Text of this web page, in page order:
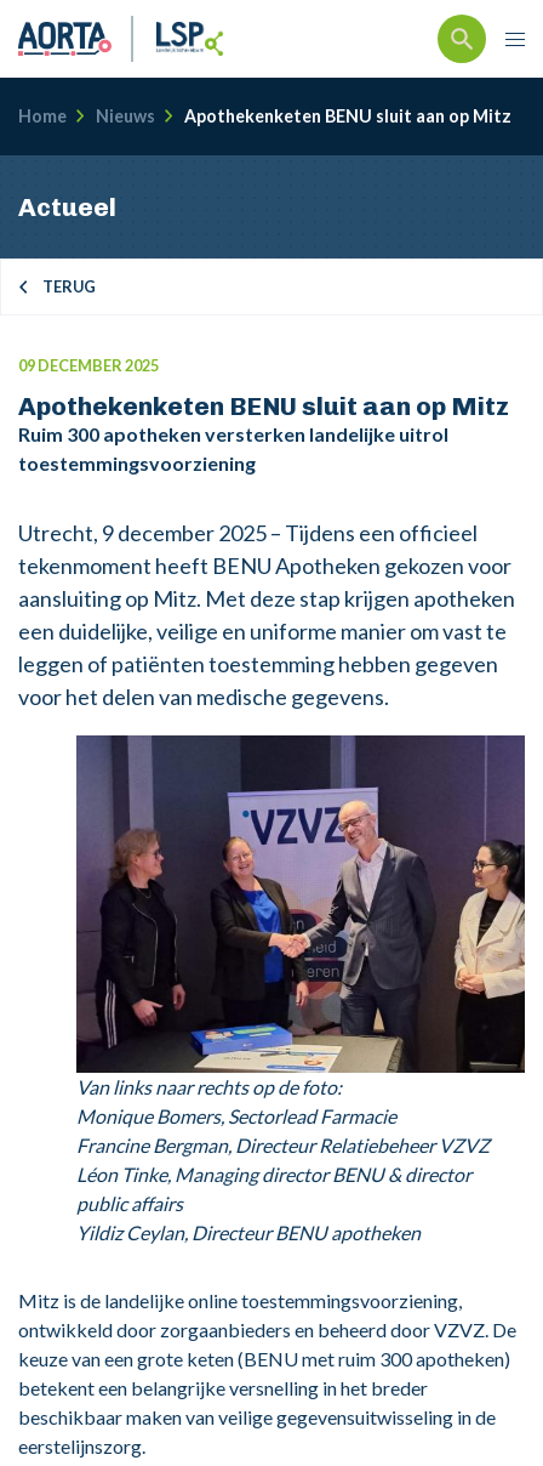
Kruimelpad
Home Nieuws Apothekenketen BENU sluit aan op Mitz
Actueel
TERUG
09 DECEMBER 2025
Apothekenketen BENU sluit aan op Mitz
Ruim 300 apotheken versterken landelijke uitrol
toestemmingsvoorziening
Utrecht, 9 december 2025 – Tijdens een officieel
tekenmoment heeft BENU Apotheken gekozen voor
aansluiting op Mitz. Met deze stap krijgen apotheken
een duidelijke, veilige en uniforme manier om vast te
leggen of patiënten toestemming hebben gegeven
voor het delen van medische gegevens.
Van links naar rechts op de foto:
Monique Bomers, Sectorlead Farmacie
Francine Bergman, Directeur Relatiebeheer VZVZ
Léon Tinke, Managing director BENU & director
public affairs
Yildiz Ceylan, Directeur BENU apotheken
Mitz is de landelijke online toestemmingsvoorziening,
ontwikkeld door zorgaanbieders en beheerd door VZVZ. De
keuze van een grote keten (BENU met ruim 300 apotheken)
betekent een belangrijke versnelling in het breder
beschikbaar maken van veilige gegevensuitwisseling in de
eerstelijnszorg.